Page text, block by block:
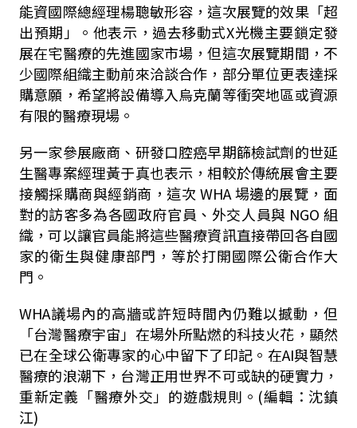
能資國際總經理楊聰敏形容，這次展覽的效果「超
出預期」。他表示，過去移動式X光機主要鎖定發
展在宅醫療的先進國家市場，但這次展覽期間，不
少國際組織主動前來洽談合作，部分單位更表達採
購意願，希望將設備導入烏克蘭等衝突地區或資源
有限的醫療現場。
另一家參展廠商、研發口腔癌早期篩檢試劑的世延
生醫專案經理黃于真也表示，相較於傳統展會主要
接觸採購商與經銷商，這次 WHA 場邊的展覽，面
對的訪客多為各國政府官員、外交人員與 NGO 組
織，可以讓官員能將這些醫療資訊直接帶回各自國
家的衛生與健康部門，等於打開國際公衛合作大
門。
WHA議場內的高牆或許短時間內仍難以撼動，但
「台灣醫療宇宙」在場外所點燃的科技火花，顯然
已在全球公衛專家的心中留下了印記。在AI與智慧
醫療的浪潮下，台灣正用世界不可或缺的硬實力，
重新定義「醫療外交」的遊戲規則。(編輯：沈鎮
江)